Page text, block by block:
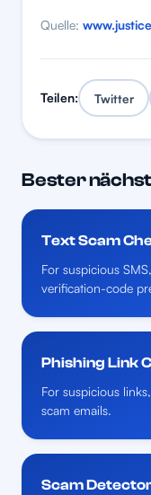
Quelle:
Teilen: Twitter
Bester
Text Scam
For suspicious
verification-code
Phishing Link
For suspicious
scam emails.
Scam